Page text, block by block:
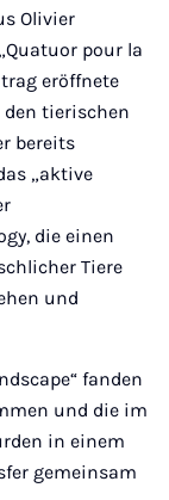
Olivier
pour la
eröffnete
tierischen
bereits
„aktive
die einen
Tiere
und
fanden
und die im
in einem
gemeinsam